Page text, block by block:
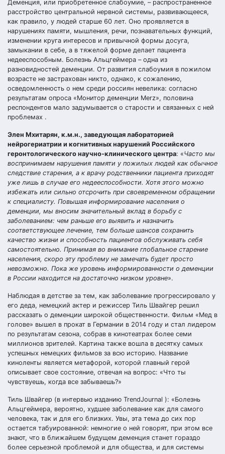
Деменция, или приобретенное слабоумие, – распространенное
расстройство центральной нервной системы, развивающееся,
как правило, у людей старше 60 лет. Оно проявляется в
нарушениях памяти, мышления, речи, познавательных функций,
изменении круга интересов и привычной формы досуга,
замыкании в себе, а в тяжелой форме делает пациента
недееспособным. Болезнь Альцгеймера – одна из
разновидностей деменции. От развития слабоумия в пожилом
возрасте не застрахован никто, однако, к сожалению,
осведомленность о нем среди россиян невелика: согласно
результатам опроса «Монитор деменции Merz», половина
респондентов мало задумывается о старости и связанных с ней
проблемах .
Элен Мхитарян, к.м.н., заведующая лабораторией
нейрогериатрии и когнитивных нарушений Российского
геронтологического научно-клинического центра: «Часто мы
воспринимаем нарушения памяти у пожилых людей как обычное
следствие старения, а к врачу родственники пациента приходят
уже лишь в случае его недееспособности. Хотя этого можно
избежать или сильно отсрочить при своевременном обращении
к специалисту. Повышая информирование населения о
деменции, мы вносим значительный вклад в борьбу с
заболеванием: чем раньше его выявить и назначить
соответствующее лечение, тем больше шансов сохранить
качество жизни и способность пациентов обслуживать себя
самостоятельно. Принимая во внимание глобальное старение
населения, скоро эту проблему не замечать будет просто
невозможно. Пока же уровень информированности о деменции
в России находится на достаточно низком уровне».
Наблюдая в детстве за тем, как заболевание прогрессировало у
его деда, немецкий актер и режиссер Тиль Швайгер решил
рассказать о деменции широкой общественности. Фильм «Мед в
голове» вышел в прокат в Германии в 2014 году и стал лидером
по результатам сезона, собрав в кинотеатрах более семи
миллионов зрителей. Картина также вошла в десятку самых
успешных немецких фильмов за всю историю. Название
киноленты является метафорой, которой главный герой
описывает свое состояние, отвечая на вопрос: «Что ты
чувствуешь, когда все забываешь?»
Тиль Швайгер (в интервью изданию TrendJournal ): «Болезнь
Альцгеймера, вероятно, худшее заболевание как для самого
человека, так и для его близких. Увы, эта тема до сих пор
остается табуированной: немногие о ней говорят, при этом все
знают, что в ближайшем будущем деменция станет гораздо
более серьезной проблемой и для общества, и для системы